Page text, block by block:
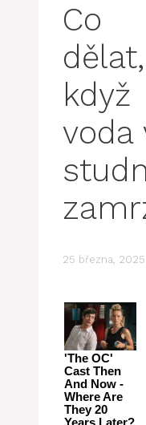
Co
dělat,
když
voda
25 března, 2025